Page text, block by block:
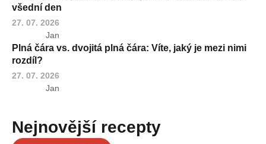
všední den
27. 07. 2026
Jan
Plná čára vs. dvojitá plná čára: Víte, jaký je mezi nimi
rozdíl?
27. 07. 2026
Jan
Nejnovější recepty